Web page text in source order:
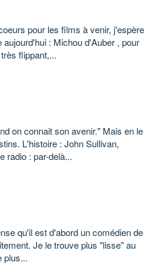
pour les films à venir, j'espère
: Michou d'Auber , pour
flippant,...
on connait son avenir." Mais en le
L'histoire : John Sullivan,
radio : par-delà...
qu'il est d'abord un comédien de
Je le trouve plus "lisse" au
plus...